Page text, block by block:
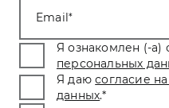
Email
Я ознакомлен (-а)
персональных
Я даю согласие
данных.*